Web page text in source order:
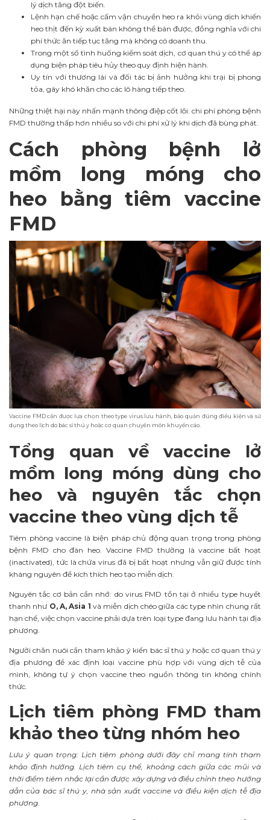
lý dịch tăng đột biến.
Lệnh hạn chế hoặc cấm vận chuyển heo ra khỏi vùng dịch khiến
heo thịt đến kỳ xuất bán không thể bán được, đồng nghĩa với chi
phí thức ăn tiếp tục tăng mà không có doanh thu.
Trong một số tình huống kiểm soát dịch, cơ quan thú y có thể áp
dụng biện pháp tiêu hủy theo quy định hiện hành.
Uy tín với thương lái và đối tác bị ảnh hưởng khi trại bị phong
tỏa, gây khó khăn cho các lô hàng tiếp theo.
Những thiệt hại này nhấn mạnh thông điệp cốt lõi: chi phí phòng bệnh
FMD thường thấp hơn nhiều so với chi phí xử lý khi dịch đã bùng phát.
Cách phòng bệnh lở
mồm long móng cho
heo bằng tiêm vaccine
FMD
Vaccine FMD cần được lựa chọn theo type virus lưu hành, bảo quản đúng điều kiện và sử
dụng theo lịch do bác sĩ thú y hoặc cơ quan chuyên môn khuyến cáo.
Tổng quan về vaccine lở
mồm long móng dùng cho
heo và nguyên tắc chọn
vaccine theo vùng dịch tễ
Tiêm phòng vaccine là biện pháp chủ động quan trọng trong phòng
bệnh FMD cho đàn heo. Vaccine FMD thường là vaccine bất hoạt
(inactivated), tức là chứa virus đã bị bất hoạt nhưng vẫn giữ được tính
kháng nguyên để kích thích heo tạo miễn dịch.
Nguyên tắc cơ bản cần nhớ: do virus FMD tồn tại ở nhiều type huyết
thanh như O, A, Asia 1 và miễn dịch chéo giữa các type nhìn chung rất
hạn chế, việc chọn vaccine phải dựa trên loại type đang lưu hành tại địa
phương.
Người chăn nuôi cần tham khảo ý kiến bác sĩ thú y hoặc cơ quan thú y
địa phương để xác định loại vaccine phù hợp với vùng dịch tễ của
mình, không tự ý chọn vaccine theo nguồn thông tin không chính
thức.
Lịch tiêm phòng FMD tham
khảo theo từng nhóm heo
Lưu ý quan trọng: Lịch tiêm phòng dưới đây chỉ mang tính tham
khảo định hướng. Lịch tiêm cụ thể, khoảng cách giữa các mũi và
thời điểm tiêm nhắc lại cần được xây dựng và điều chỉnh theo hướng
dẫn của bác sĩ thú y, nhà sản xuất vaccine và điều kiện dịch tễ địa
phương.